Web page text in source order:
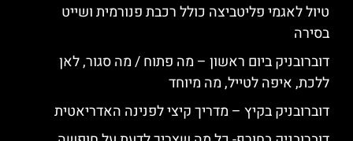
טיול לאגמי פליטביצה כולל רכבת פנורמית ושייט
בסירה
דוברובניק ביום ראשון – מה פתוח / מה סגור, לאן
ללכת, איפה לטייל, מה מיוחד
דוברובניק בקיץ – מדריך קיצי לפנינה האדריאטית